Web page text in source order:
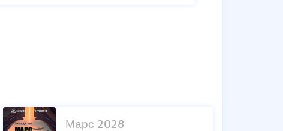
Марс 2028